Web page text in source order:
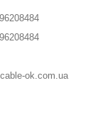
ok.com.ua